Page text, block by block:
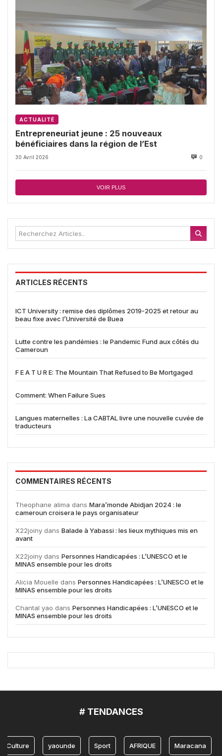
ACTUALITÉ
Entrepreneuriat jeune : 25 nouveaux
bénéficiaires dans la région de l’Est
30 Avril 2026 0
VOIR PLUS
ARTICLES RÉCENTS
ICT University : remise des diplômes 2019-2025 et retour au
beau fixe avec l’Université de Buea
Lutte contre les pandémies : le Pandemic Fund aux côtés du
Cameroun
F E A T U R E: The Mountain That Refused to Be Mortgaged
Comment: When Failure Sues
Langues maternelles : La CABTAL livre une nouvelle cuvée de
traducteurs
COMMENTAIRES RÉCENTS
Theophane alima dans Mara’monde Abidjan 2024 : le
cameroun croisera le pays organisateur
X22joiny dans Balade à Yabassi : les lieux mythiques mis en
avant
X22joiny dans Personnes Handicapées : L’UNESCO et le
MINAS ensemble pour les droits
Alicia Mouelle dans Personnes Handicapées : L’UNESCO et le
MINAS ensemble pour les droits
Chantal yao dans Personnes Handicapées : L’UNESCO et le
MINAS ensemble pour les droits
# TENDANCES
yaounde Sport AFRIQUE Maracana Lions